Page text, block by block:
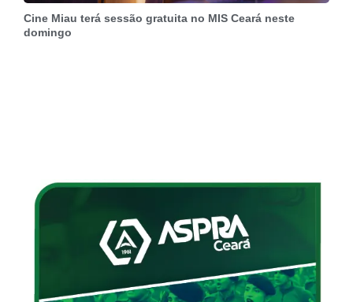
Cine Miau terá sessão gratuita no MIS Ceará neste
domingo